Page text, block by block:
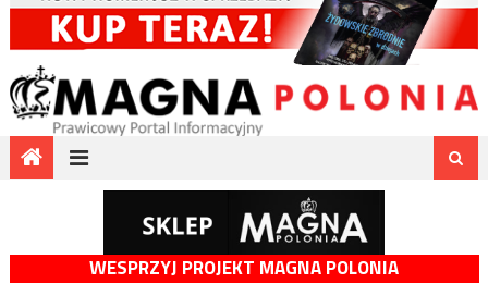
WESPRZYJ PROJEKT MAGNA POLONIA